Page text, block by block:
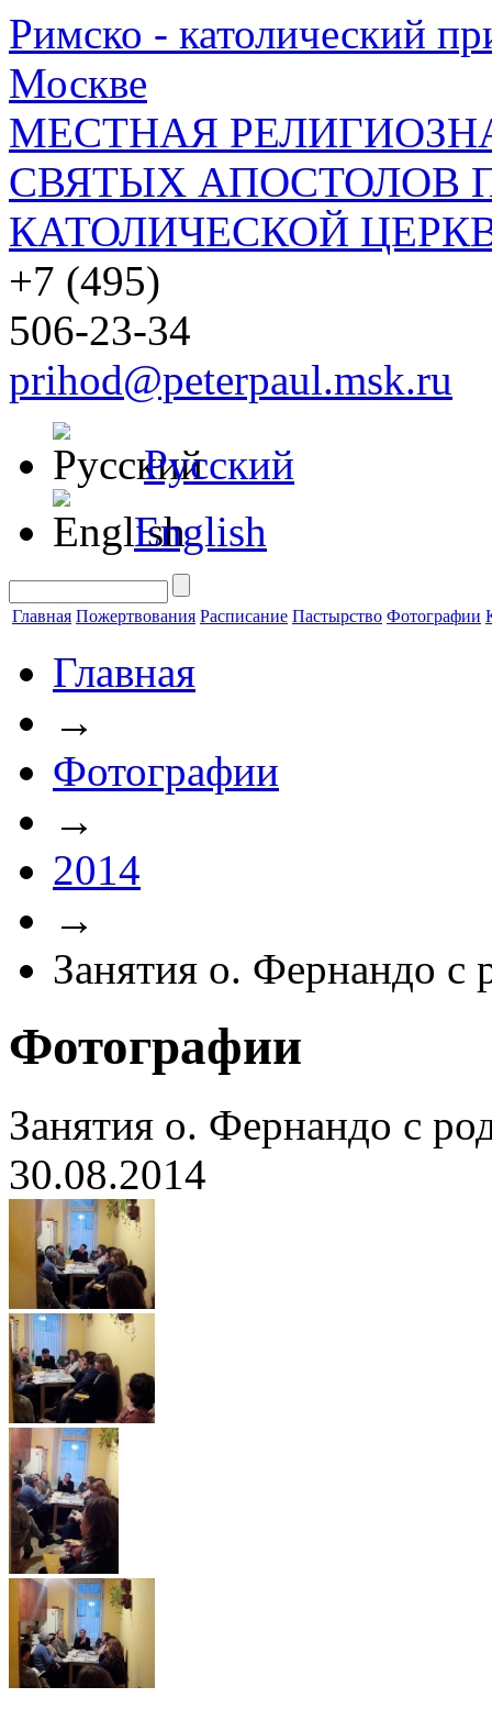
Римско - католический
Москве
МЕСТНАЯ
СВЯТЫХ АПОСТОЛОВ
КАТОЛИЧЕСКОЙ
+7 (495)
506-23-34
prihod@peterpaul.msk.ru
Русский
English
Главная Пожертвования Расписание Пастырство Фотографии
Главная
→
Фотографии
→
2014
→
Занятия о. Фернандо с
Фотографии
Занятия о. Фернандо с
30.08.2014